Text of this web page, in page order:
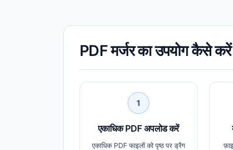
PDF मर्जर का उपयोग कैसे करें
1
एकाधिक PDF अपलोड करें
एकाधिक PDF फाइलों को पृष्ठ पर ड्रैग